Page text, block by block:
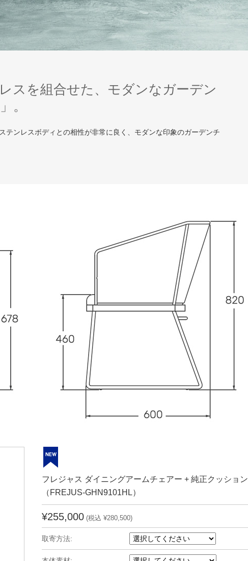
スを組合せた、モダンなガーデン
。
テンレスボディとの相性が非常に良く、モダンな印象のガーデンチ
フレジャス ダイニングアームチェアー + 純正クッション
（FREJUS-GHN9101HL）
¥255,000 (税込 ¥280,500)
取寄方法: